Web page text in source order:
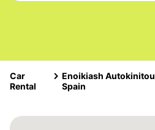
Car
Rental
Enoikiash Autokinitou
Spain